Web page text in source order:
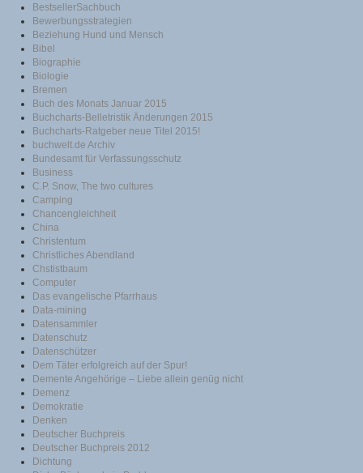
BestsellerSachbuch
Bewerbungsstrategien
Beziehung Hund und Mensch
Bibel
Biographie
Biologie
Bremen
Buch des Monats Januar 2015
Buchcharts-Belletristik Änderungen 2015
Buchcharts-Ratgeber neue Titel 2015!
buchwelt.de Archiv
Bundesamt für Verfassungsschutz
Business
C.P. Snow, The two cultures
Camping
Chancengleichheit
China
Christentum
Christliches Abendland
Chstistbaum
Computer
Das evangelische Pfarrhaus
Data-mining
Datensammler
Datenschutz
Datenschützer
Dem Täter erfolgreich auf der Spur!
Demente Angehörige – Liebe allein genüg nicht
Demenz
Demokratie
Denken
Deutscher Buchpreis
Deutscher Buchpreis 2012
Dichtung